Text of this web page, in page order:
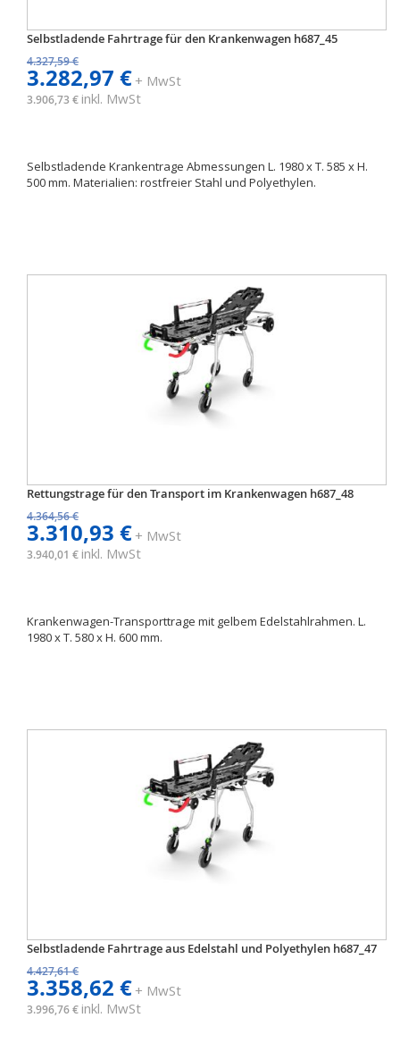
Selbstladende Fahrtrage für den Krankenwagen h687_45
4.327,59 €
3.282,97 €+ MwSt
3.906,73 € inkl. MwSt
Selbstladende Krankentrage Abmessungen L. 1980 x T. 585 x H.
500 mm. Materialien: rostfreier Stahl und Polyethylen.
Rettungstrage für den Transport im Krankenwagen h687_48
4.364,56 €
3.310,93 €+ MwSt
3.940,01 € inkl. MwSt
Krankenwagen-Transporttrage mit gelbem Edelstahlrahmen. L.
1980 x T. 580 x H. 600 mm.
Selbstladende Fahrtrage aus Edelstahl und Polyethylen h687_47
4.427,61 €
3.358,62 €+ MwSt
3.996,76 € inkl. MwSt